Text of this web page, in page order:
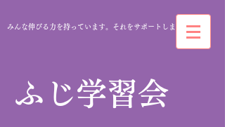
みんな伸びる力を持っています。それをサポートします。
​ふじ学習会